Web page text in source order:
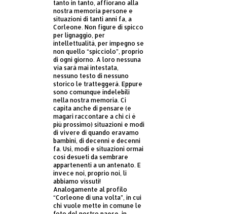
tanto in tanto, affiorano alla
nostra memoria persone e
situazioni di tanti anni fa, a
Corleone. Non figure di spicco
per lignaggio, per
intellettualità, per impegno se
non quello “spicciolo”, proprio
di ogni giorno. A loro nessuna
via sarà mai intestata,
nessuno testo di nessuno
storico le tratteggerà. Eppure
sono comunque indelebili
nella nostra memoria. Ci
capita anche di pensare (e
magari raccontare a chi ci è
più prossimo) situazioni e modi
di vivere di quando eravamo
bambini, di decenni e decenni
fa. Usi, modi e situazioni ormai
così desueti da sembrare
appartenenti a un antenato. E
invece noi, proprio noi, li
abbiamo vissuti!
Analogamente al profilo
“Corleone di una volta”, in cui
chi vuole mette in comune le